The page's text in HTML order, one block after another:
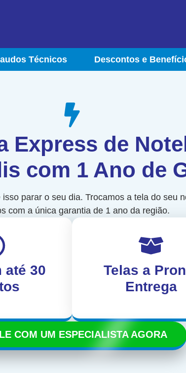
Técnicos Descontos e
Express de
com 1 Ano de
parar o seu dia. Trocamos a tela do seu
com a única garantia de 1 ano da região.
até 30
Telas a
Entrega
COM UM ESPECIALISTA AGORA